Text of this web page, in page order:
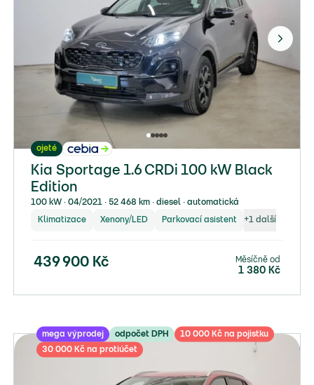
ojeté
Kia Sportage 1.6 CRDi 100 kW Black
Edition
100 kW ∙ 04/2021 ∙ 52 468 km ∙ diesel ∙ automatická
Klimatizace Xenony/LED Parkovací asistent +1 další
439 900 Kč Měsíčně od
1 380 Kč
mega výprodej odpočet DPH
10 000 Kč na pojistku
30 000 Kč na protiúčet